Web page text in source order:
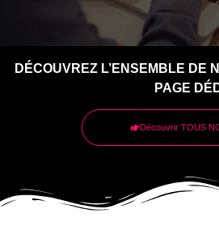
DÉCOUVREZ L’ENSEMBLE DE
PAGE
Découvrir TOUS